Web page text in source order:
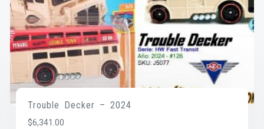
Trouble Decker – 2024
$6,341.00